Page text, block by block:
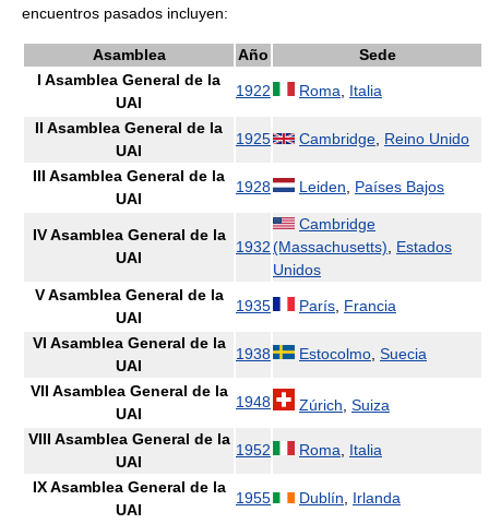
encuentros pasados incluyen:
Asamblea Año
Sede
I Asamblea General de la
UAI
1922 Roma Italia
II Asamblea General de la
UAI
1925 Cambridge Reino Unido
III Asamblea General de la
UAI
1928 Leiden Países Bajos
IV Asamblea General de la
UAI
1932
Cambridge
(Massachusetts)
Estados
Unidos
V Asamblea General de la
UAI
1935 París Francia
VI Asamblea General de la
UAI
1938 Estocolmo Suecia
VII Asamblea General de la
UAI
1948 Zúrich Suiza
VIII Asamblea General de la
UAI
1952 Roma Italia
IX Asamblea General de la
UAI
1955 Dublín Irlanda